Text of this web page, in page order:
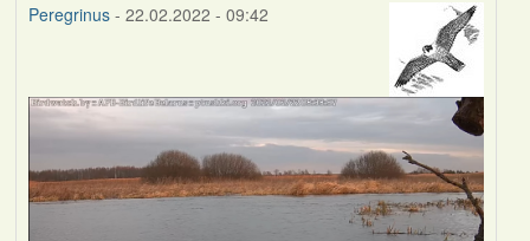
Peregrinus- 22.02.2022 - 09:42